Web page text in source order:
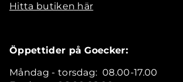
Hitta butiken här
Öppettider på Goecker:
Måndag - torsdag: 08.00-17.00